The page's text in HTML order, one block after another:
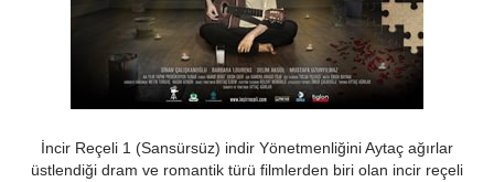
İncir Reçeli 1 (Sansürsüz) indir Yönetmenliğini Aytaç ağırlar
üstlendiği dram ve romantik türü filmlerden biri olan incir reçeli